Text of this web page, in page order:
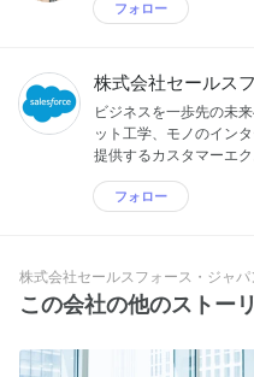
フォロー
株式会社セールス
ビジネスを一歩先の未
ット工学、モノのイン
提供するカスタマーエ
フォロー
株式会社セールスフォース・ジャパ
この会社の他のストー